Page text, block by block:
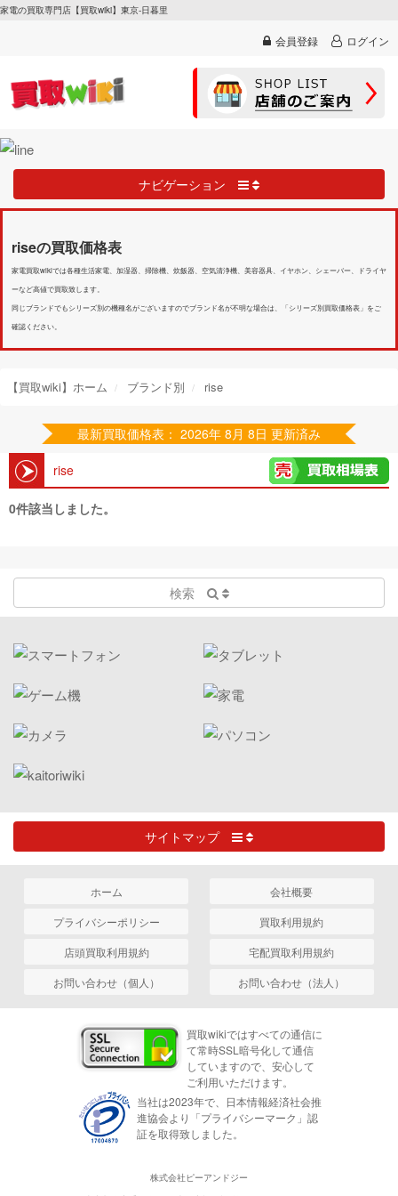
家電の買取専門店【買取wiki】東京-日暮里
会員登録 ログイン
ナビゲーション
riseの買取価格表
家電買取wikiでは各種生活家電、加湿器、掃除機、炊飯器、空気清浄機、美容器具、イヤホン、シェーバー、ドライヤ
ーなど高値で買取致します。
同じブランドでもシリーズ別の機種名がございますのでブランド名が不明な場合は、「シリーズ別買取価格表」をご
確認ください。
【買取wiki】ホーム ブランド別 rise
最新買取価格表： 2026年 8月 8日 更新済み
rise
0件該当しました。
検索
サイトマップ
ホーム
会社概要
プライバシーポリシー
買取利用規約
店頭買取利用規約
宅配買取利用規約
お問い合わせ（個人）
お問い合わせ（法人）
買取wikiではすべての通信に
て常時SSL暗号化して通信
していますので、安心して
ご利用いただけます。
当社は2023年で、日本情報経済社会推
進協会より「プライバシーマーク」認
証を取得致しました。
株式会社ピーアンドジー